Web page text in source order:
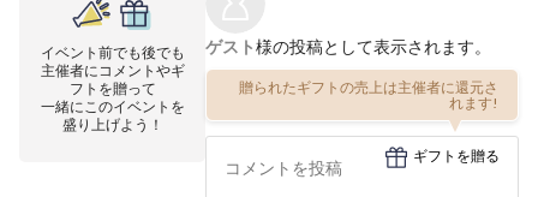
イベント前でも後でも
主催者にコメントやギ
フトを贈って
一緒にこのイベントを
盛り上げよう！
ゲスト様の投稿として表示されます。
贈られたギフトの売上は主催者に還元さ
れます!
ギフトを贈る